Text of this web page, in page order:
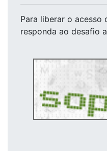
Para liberar o acesso
responda ao desafio